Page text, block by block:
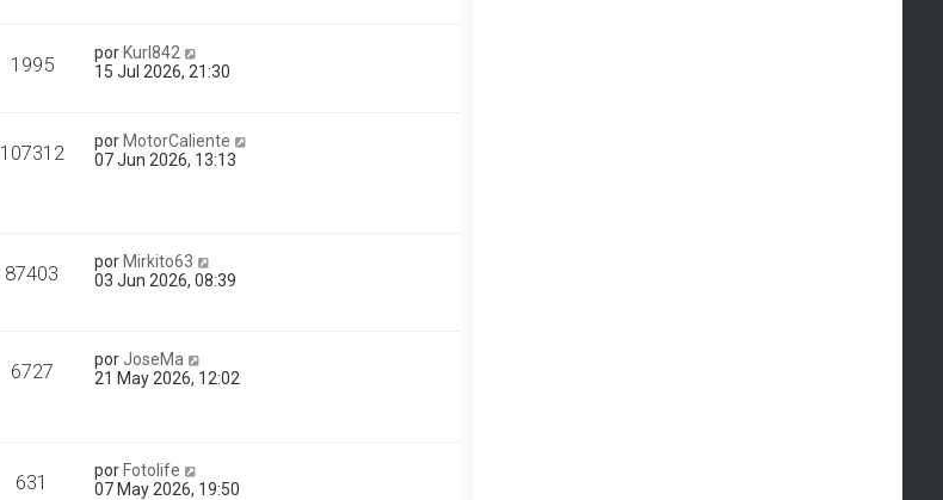
1995 por Kurl842
15 Jul 2026, 21:30
107312 por MotorCaliente
07 Jun 2026, 13:13
87403 por Mirkito63
03 Jun 2026, 08:39
6727 por JoseMa
21 May 2026, 12:02
631 porFotolife
07 May 2026, 19:50